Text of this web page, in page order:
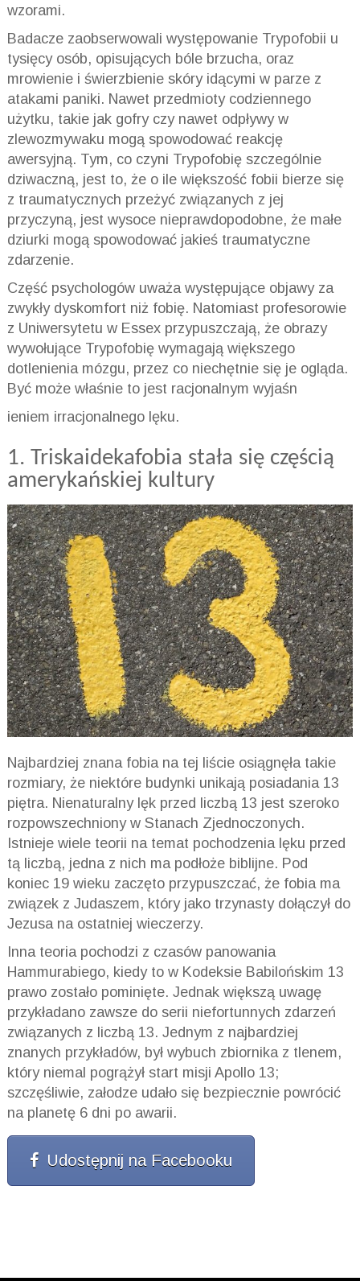
wzorami.
Badacze zaobserwowali występowanie Trypofobii u
tysięcy osób, opisujących bóle brzucha, oraz
mrowienie i świerzbienie skóry idącymi w parze z
atakami paniki. Nawet przedmioty codziennego
użytku, takie jak gofry czy nawet odpływy w
zlewozmywaku mogą spowodować reakcję
awersyjną. Tym, co czyni Trypofobięszczególnie
dziwaczną, jest to, że o ile większość fobii bierze się
z traumatycznych przeżyć związanych z jej
przyczyną, jest wysoce nieprawdopodobne, że małe
dziurki mogą spowodować jakieś traumatyczne
zdarzenie.
Część psychologów uważa występujące objawy za
zwykły dyskomfort niż fobię. Natomiast profesorowie
z Uniwersytetu w Essex przypuszczają, że obrazy
wywołujące Trypofobięwymagają większego
dotlenienia mózgu, przez co niechętnie się je ogląda.
Być może właśnie to jest racjonalnym wyjaśn
ieniem irracjonalnego lęku.
1. Triskaidekafobia stała się częścią
amerykańskiej kultury
Najbardziej znana fobia na tej liście osiągnęła takie
rozmiary, że niektóre budynki unikają posiadania 13
piętra. Nienaturalny lęk przed liczbą 13 jest szeroko
rozpowszechniony w Stanach Zjednoczonych.
Istnieje wiele teorii na temat pochodzenia lęku przed
tą liczbą, jedna z nich ma podłoże biblijne. Pod
koniec 19 wieku zaczęto przypuszczać, że fobia ma
związek z Judaszem, który jako trzynasty dołączył do
Jezusa na ostatniej wieczerzy.
Inna teoria pochodzi z czasów panowania
Hammurabiego, kiedy to w Kodeksie Babilońskim 13
prawozostało pominięte. Jednak większą uwagę
przykładano zawsze do serii niefortunnych zdarzeń
związanych z liczbą 13. Jednym z najbardziej
znanych przykładów, był wybuch zbiornika z tlenem,
który niemal pogrążył start misji Apollo 13;
szczęśliwie, załodze udało się bezpiecznie powrócić
na planetę 6 dni po awarii.
Udostępnij na Facebooku